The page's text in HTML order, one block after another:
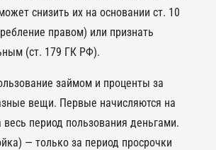
снизить их на основании ст. 10
правом) или признать
(ст. 179 ГК РФ).
займом и проценты за
вещи. Первые начисляются на
период пользования деньгами.
— только за период просрочки